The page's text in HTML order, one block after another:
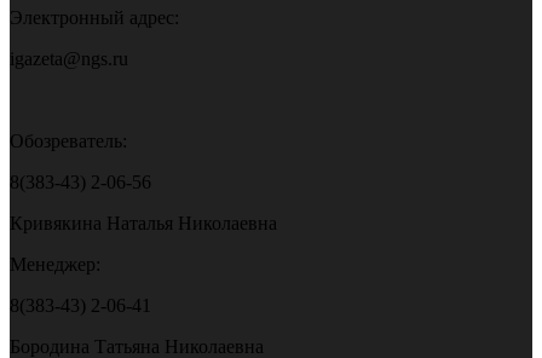
Электронный адрес:
igazeta@ngs.ru
Обозреватель:
8(383-43) 2-06-56
Кривякина Наталья Николаевна
Менеджер:
8(383-43) 2-06-41
Бородина Татьяна Николаевна